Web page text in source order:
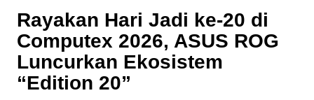
Rayakan Hari Jadi ke-20 di
Computex 2026, ASUS ROG
Luncurkan Ekosistem
“Edition 20”